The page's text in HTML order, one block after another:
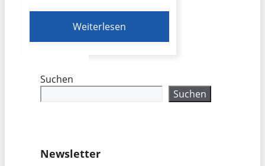
Weiterlesen
Suchen
Suchen
Newsletter